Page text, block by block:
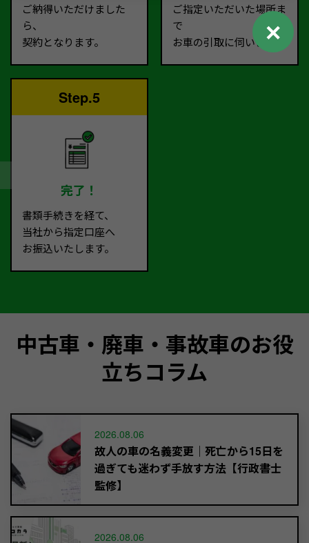
ご納得いただけました
ら、
契約となります。
ご指定いただいた場所ま
で
お車の引取に伺います。
Step.5
完了！
書類手続きを経て、
当社から指定口座へ
お振込いたします。
中古車・廃車・事故車のお役
立ちコラム
2026.08.06
故人の車の名義変更｜死亡から15日を
過ぎても迷わず手放す方法【行政書士
監修】
2026.08.06
✕